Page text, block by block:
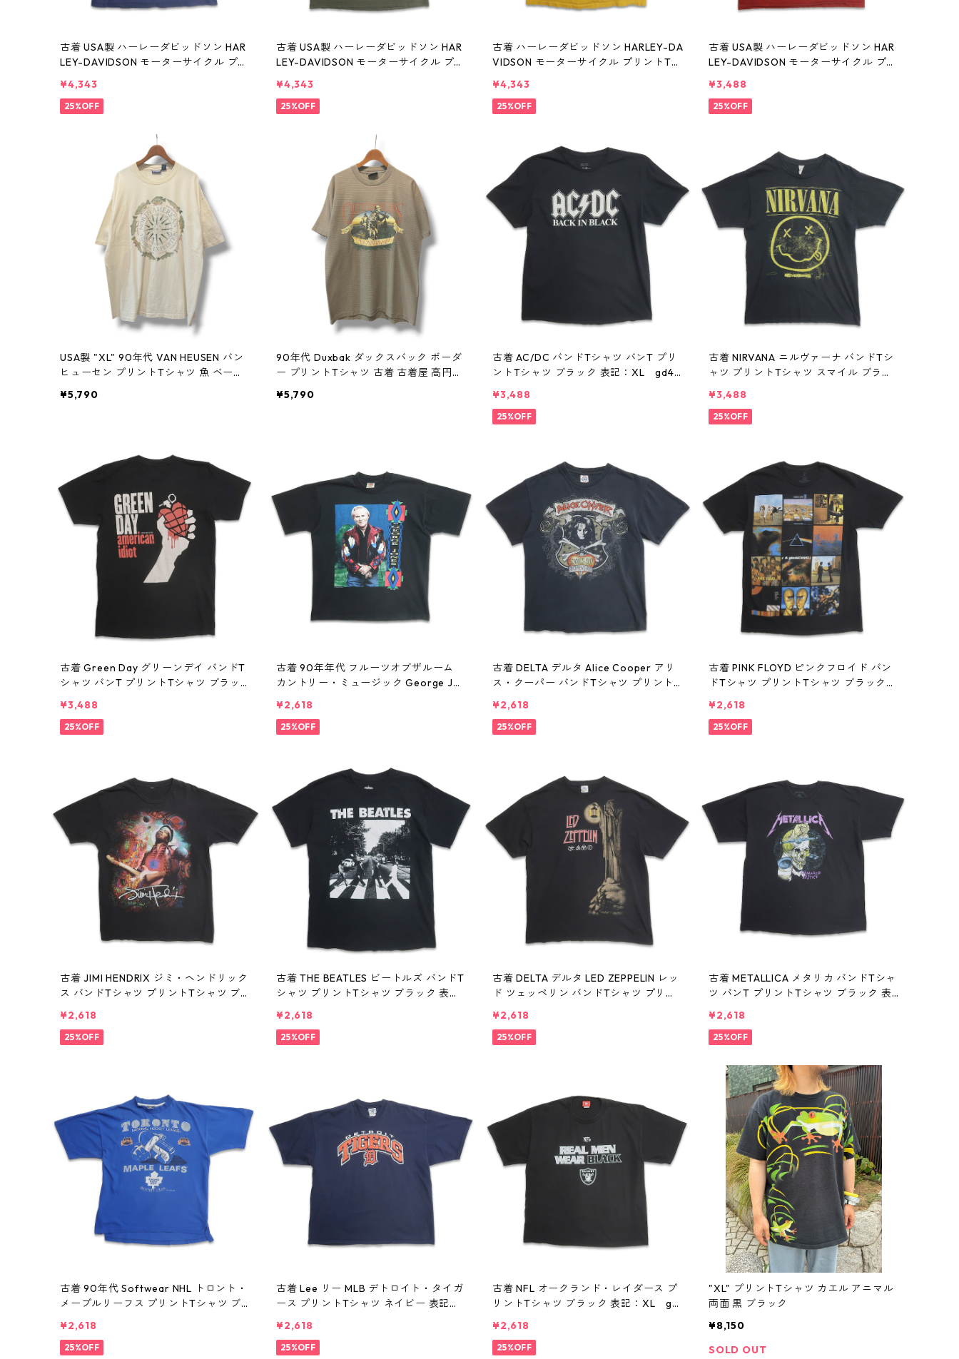
古着 USA製 ハーレーダビッドソン HAR
LEY-DAVIDSON モーターサイクル プリ
0407n w60807
¥4,343
25%OFF
古着 USA製 ハーレーダビッドソン HAR
LEY-DAVIDSON モーターサイクル プリ
0406n w60807
¥4,343
25%OFF
古着 ハーレーダビッドソン HARLEY-DA
VIDSON モーターサイクル プリントTシ
60807
¥4,343
25%OFF
古着 USA製 ハーレーダビッドソン HAR
LEY-DAVIDSON モーターサイクル プリ
gd410404n w60807
¥3,488
25%OFF
USA製 "XL" 90年代 VAN HEUSEN バン
ヒューセン プリントTシャツ 魚 ベージ
07
¥5,790
90年代 Duxbak ダックスバック ボーダ
ー プリントTシャツ 古着 古着屋 高円寺
¥5,790
古着 AC/DC バンドTシャツ バンT プリ
ントTシャツ ブラック 表記：XL gd41
¥3,488
25%OFF
古着 NIRVANA ニルヴァーナ バンドTシ
ャツ プリントTシャツ スマイル ブラッ
¥3,488
25%OFF
古着 Green Day グリーンデイ バンドT
シャツ バンT プリントTシャツ ブラッ
¥3,488
25%OFF
古着 90年年代 フルーツオブザルーム
カントリー・ミュージック George Jon
ツ バンT プリントTシャツ シングルス
テッチ ブラック 表記：XL gd410394n
¥2,618
25%OFF
古着 DELTA デルタ Alice Cooper アリ
ス・クーパー バンドTシャツ プリントT
w60806
¥2,618
25%OFF
古着 PINK FLOYD ピンクフロイド バン
ドTシャツ プリントTシャツ ブラック
¥2,618
25%OFF
古着 JIMI HENDRIX ジミ・ヘンドリック
ス バンドTシャツ プリントTシャツ ブ
¥2,618
25%OFF
古着 THE BEATLES ビートルズ バンドT
シャツ プリントTシャツ ブラック 表
¥2,618
25%OFF
古着 DELTA デルタ LED ZEPPELIN レッ
ド ツェッペリン バンドTシャツ プリン
89n w60806
¥2,618
25%OFF
古着 METALLICA メタリカ バンドTシャ
ツ バンT プリントTシャツ ブラック 表
¥2,618
25%OFF
古着 90年代 Softwear NHL トロント・
メープルリーフス プリントTシャツ ブ
¥2,618
25%OFF
古着 Lee リー MLB デトロイト・タイガ
ース プリントTシャツ ネイビー 表記：2
¥2,618
25%OFF
古着 NFL オークランド・レイダース プ
リントTシャツ ブラック 表記：XL gd
¥2,618
25%OFF
"XL" プリントTシャツ カエル アニマル
両面 黒 ブラック
¥8,150
SOLD OUT